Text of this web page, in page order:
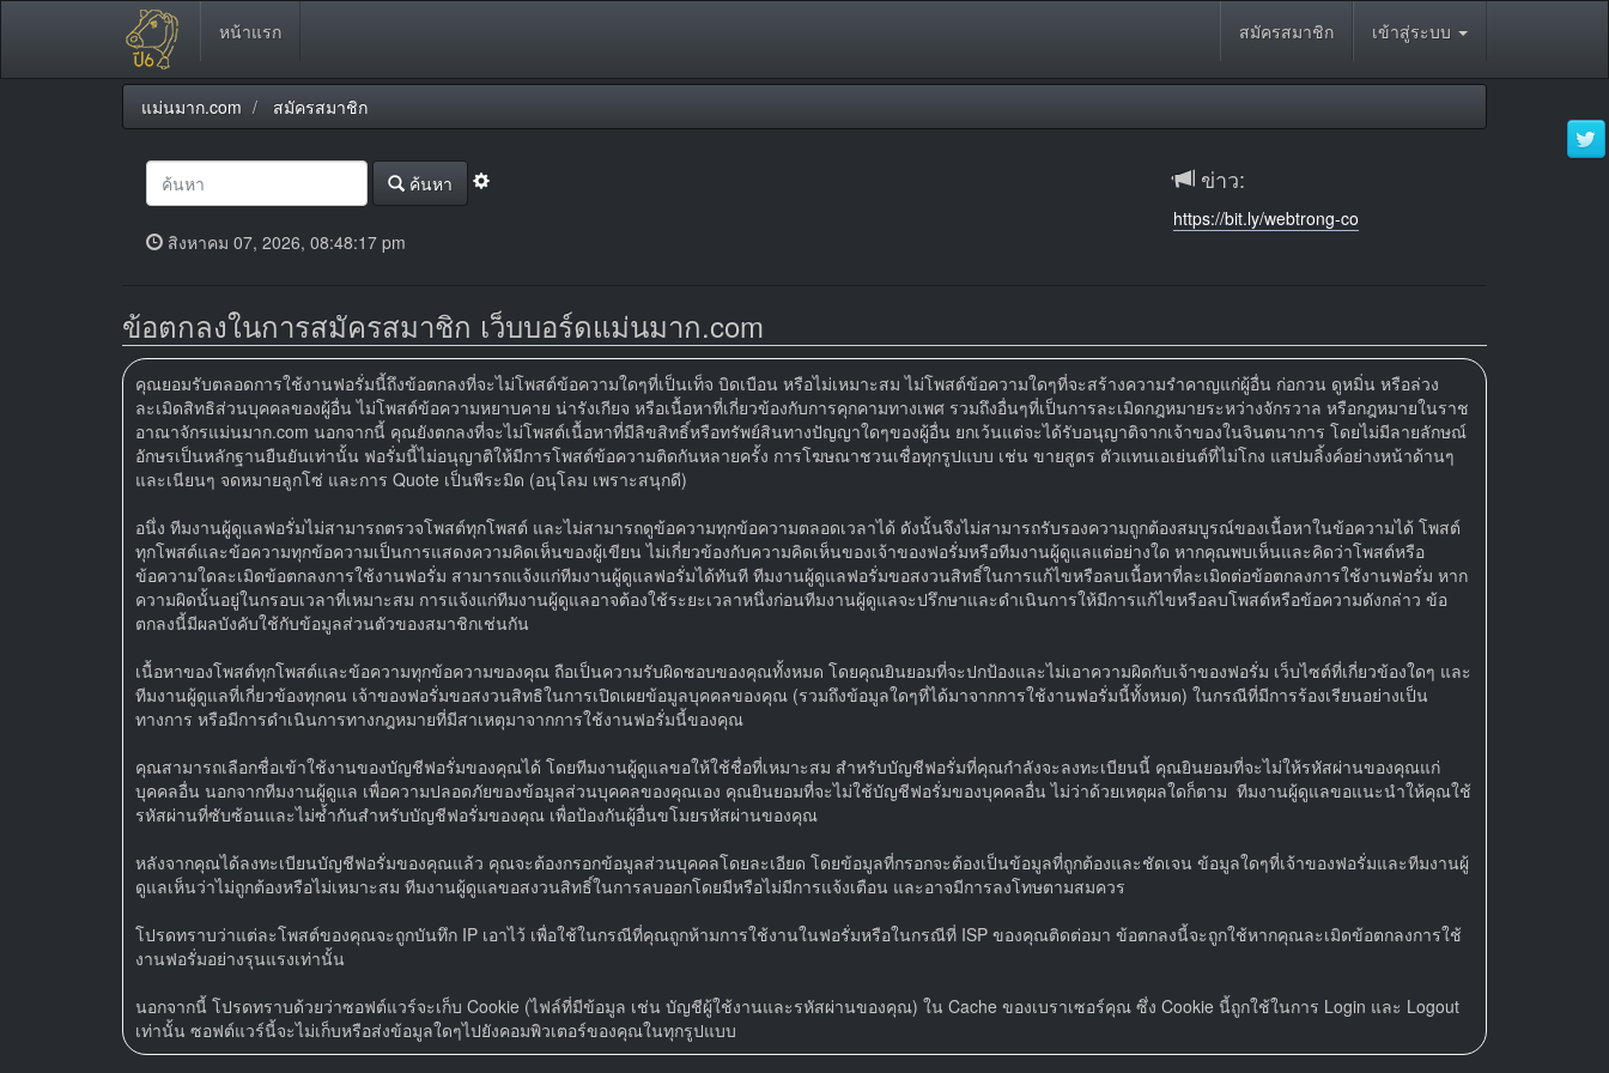
หน้าแรก สมัครสมาชิก เข้าสู่ระบบ
แม่นมาก.com สมัครสมาชิก
ค้นหา
สิงหาคม 07, 2026, 08:48:17 pm
ข่าว:
https://bit.ly/webtrong-co
ข้อตกลงในการสมัครสมาชิก เว็บบอร์ดแม่นมาก.com
คุณยอมรับตลอดการใช้งานฟอรั่มนี้ถึงข้อตกลงที่จะไม่โพสต์ข้อความใดๆที่เป็นเท็จ บิดเบือน หรือไม่เหมาะสม ไม่โพสต์ข้อความใดๆที่จะสร้างความรำคาญแก่ผู้อื่น ก่อกวน ดูหมิ่น หรือล่วง
ละเมิดสิทธิส่วนบุคคลของผู้อื่น ไม่โพสต์ข้อความหยาบคาย น่ารังเกียจ หรือเนื้อหาที่เกี่ยวข้องกับการคุกคามทางเพศ รวมถึงอื่นๆที่เป็นการละเมิดกฎหมายระหว่างจักรวาล หรือกฎหมายในราช
อาณาจักรแม่นมาก.com นอกจากนี้ คุณยังตกลงที่จะไม่โพสต์เนื้อหาที่มีลิขสิทธิ์หรือทรัพย์สินทางปัญญาใดๆของผู้อื่น ยกเว้นแต่จะได้รับอนุญาติจากเจ้าของในจินตนาการ โดยไม่มีลายลักษณ์
อักษรเป็นหลักฐานยืนยันเท่านั้น ฟอรั่มนี้ไม่อนุญาติให้มีการโพสต์ข้อความติดกันหลายครั้ง การโฆษณาชวนเชื่อทุกรูปแบบ เช่น ขายสูตร ตัวแทนเอเย่นต์ที่ไม่โกง แสปมลิ้งค์อย่างหน้าด้านๆ
และเนียนๆ จดหมายลูกโซ่ และการ Quote เป็นพีระมิด (อนุโลม เพราะสนุกดี)
อนึ่ง ทีมงานผู้ดูแลฟอรั่มไม่สามารถตรวจโพสต์ทุกโพสต์ และไม่สามารถดูข้อความทุกข้อความตลอดเวลาได้ ดังนั้นจึงไม่สามารถรับรองความถูกต้องสมบูรณ์ของเนื้อหาในข้อความได้ โพสต์
ทุกโพสต์และข้อความทุกข้อความเป็นการแสดงความคิดเห็นของผู้เขียน ไม่เกี่ยวข้องกับความคิดเห็นของเจ้าของฟอรั่มหรือทีมงานผู้ดูแลแต่อย่างใด หากคุณพบเห็นและคิดว่าโพสต์หรือ
ข้อความใดละเมิดข้อตกลงการใช้งานฟอรั่ม สามารถแจ้งแก่ทีมงานผู้ดูแลฟอรั่มได้ทันที ทีมงานผู้ดูแลฟอรั่มขอสงวนสิทธิ์ในการแก้ไขหรือลบเนื้อหาที่ละเมิดต่อข้อตกลงการใช้งานฟอรั่ม หาก
ความผิดนั้นอยู่ในกรอบเวลาที่เหมาะสม การแจ้งแก่ทีมงานผู้ดูแลอาจต้องใช้ระยะเวลาหนึ่งก่อนทีมงานผู้ดูแลจะปรึกษาและดำเนินการให้มีการแก้ไขหรือลบโพสต์หรือข้อความดังกล่าว ข้อ
ตกลงนี้มีผลบังคับใช้กับข้อมูลส่วนตัวของสมาชิกเช่นกัน
เนื้อหาของโพสต์ทุกโพสต์และข้อความทุกข้อความของคุณ ถือเป็นความรับผิดชอบของคุณทั้งหมด โดยคุณยินยอมที่จะปกป้องและไม่เอาความผิดกับเจ้าของฟอรั่ม เว็บไซต์ที่เกี่ยวข้องใดๆ และ
ทีมงานผู้ดูแลที่เกี่ยวข้องทุกคน เจ้าของฟอรั่มขอสงวนสิทธิในการเปิดเผยข้อมูลบุคคลของคุณ (รวมถึงข้อมูลใดๆที่ได้มาจากการใช้งานฟอรั่มนี้ทั้งหมด) ในกรณีที่มีการร้องเรียนอย่างเป็น
ทางการ หรือมีการดำเนินการทางกฎหมายที่มีสาเหตุมาจากการใช้งานฟอรั่มนี้ของคุณ
คุณสามารถเลือกชื่อเข้าใช้งานของบัญชีฟอรั่มของคุณได้ โดยทีมงานผู้ดูแลขอให้ใช้ชื่อที่เหมาะสม สำหรับบัญชีฟอรั่มที่คุณกำลังจะลงทะเบียนนี้ คุณยินยอมที่จะไม่ให้รหัสผ่านของคุณแก่
บุคคลอื่น นอกจากทีมงานผู้ดูแล เพื่อความปลอดภัยของข้อมูลส่วนบุคคลของคุณเอง คุณยินยอมที่จะไม่ใช้บัญชีฟอรั่มของบุคคลอื่น ไม่ว่าด้วยเหตุผลใดก็ตาม ทีมงานผู้ดูแลขอแนะนำให้คุณใช้
รหัสผ่านที่ซับซ้อนและไม่ซ้ำกันสำหรับบัญชีฟอรั่มของคุณ เพื่อป้องกันผู้อื่นขโมยรหัสผ่านของคุณ
หลังจากคุณได้ลงทะเบียนบัญชีฟอรั่มของคุณแล้ว คุณจะต้องกรอกข้อมูลส่วนบุคคลโดยละเอียด โดยข้อมูลที่กรอกจะต้องเป็นข้อมูลที่ถูกต้องและชัดเจน ข้อมูลใดๆที่เจ้าของฟอรั่มและทีมงานผู้
ดูแลเห็นว่าไม่ถูกต้องหรือไม่เหมาะสม ทีมงานผู้ดูแลขอสงวนสิทธิ์ในการลบออกโดยมีหรือไม่มีการแจ้งเตือน และอาจมีการลงโทษตามสมควร
โปรดทราบว่าแต่ละโพสต์ของคุณจะถูกบันทึก IP เอาไว้ เพื่อใช้ในกรณีที่คุณถูกห้ามการใช้งานในฟอรั่มหรือในกรณีที่ ISP ของคุณติดต่อมา ข้อตกลงนี้จะถูกใช้หากคุณละเมิดข้อตกลงการใช้
งานฟอรั่มอย่างรุนแรงเท่านั้น
นอกจากนี้ โปรดทราบด้วยว่าซอฟต์แวร์จะเก็บ Cookie (ไฟล์ที่มีข้อมูล เช่น บัญชีผู้ใช้งานและรหัสผ่านของคุณ) ใน Cache ของเบราเซอร์คุณ ซึ่ง Cookie นี้ถูกใช้ในการ Login และ Logout
เท่านั้น ซอฟต์แวร์นี้จะไม่เก็บหรือส่งข้อมูลใดๆไปยังคอมพิวเตอร์ของคุณในทุกรูปแบบ